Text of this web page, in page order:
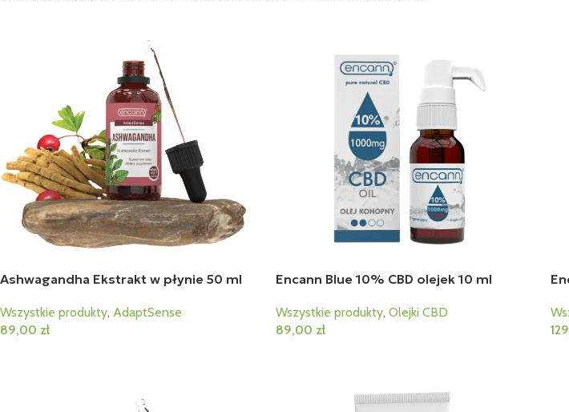
Ashwagandha Ekstrakt w płynie 50 ml
Wszystkie produkty, AdaptSense
89,00 zł
Encann Blue 10% CBD olejek 10 ml
Wszystkie produkty, Olejki CBD
89,00 zł